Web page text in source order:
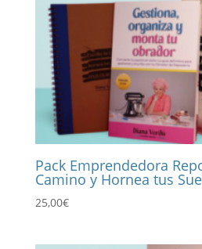
Pack Emprendedora
Camino y Hornea tus
25,00€